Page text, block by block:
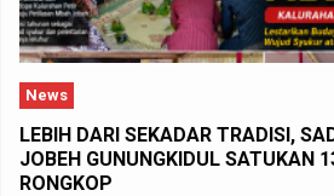
News
LEBIH DARI SEKADAR TRADISI,
JOBEH GUNUNGKIDUL SATUKAN
RONGKOP